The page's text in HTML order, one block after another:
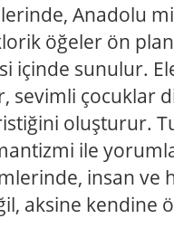
Anadolu
öğeler ön
içinde sunulur.
sevimli çocuklar
oluşturur.
ile
insan ve
aksine kendine